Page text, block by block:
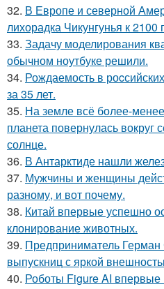
32. В Европе и северной
лихорадка Чикунгунья к 2100
33. Задачу моделирования
обычном ноутбуке решили.
34. Рождаемость в
за 35 лет.
35. На земле всё более-менее
планета повернулась вокруг
солнце.
36. В Антарктиде нашли
37. Мужчины и женщины
разному, и вот почему.
38. Китай впервые успешно
клонирование животных.
39. Предприниматель Герман
выпускниц с яркой
40. Роботы Figure AI